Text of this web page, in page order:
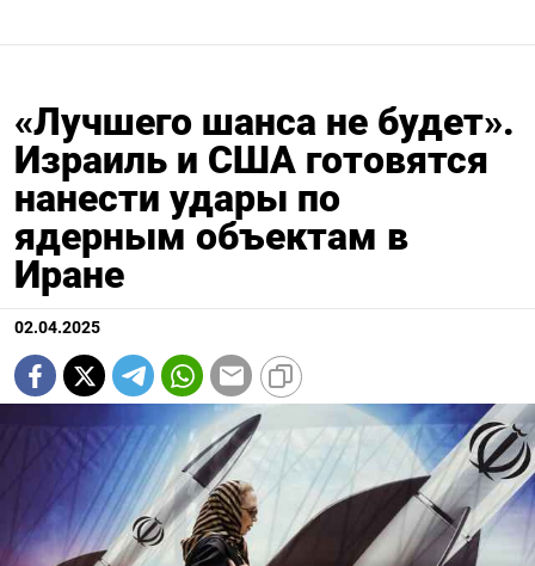
«Лучшего шанса не будет».
Израиль и США готовятся
нанести удары по
ядерным объектам в
Иране
02.04.2025